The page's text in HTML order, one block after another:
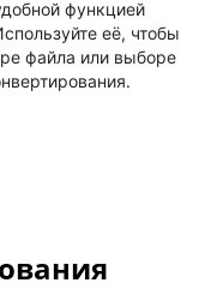
функцией
её, чтобы
файла или выборе